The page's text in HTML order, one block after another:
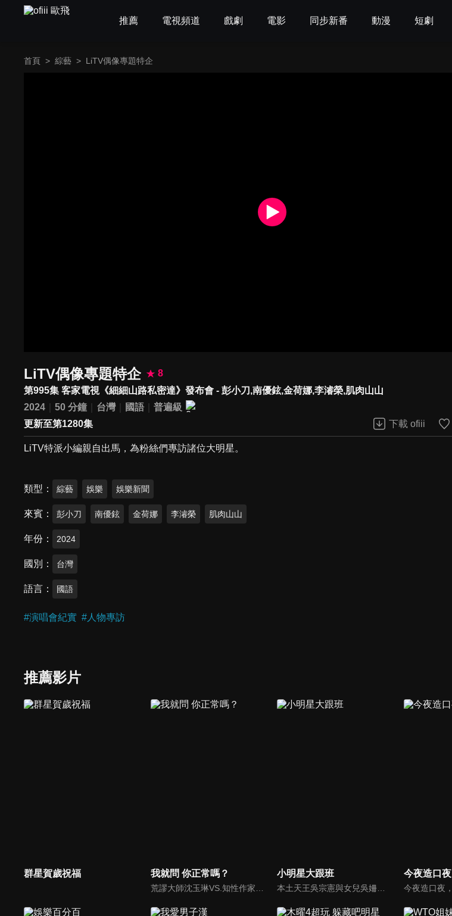
推薦 電視頻道 戲劇 電影 同步新番 動漫 短劇
首頁 > 綜藝 > LiTV偶像專題特企
LiTV偶像專題特企
8
第995集 客家電視《細細山路私密達》發布會 - 彭小刀,南優鉉,金荷娜,李濬榮,肌肉山山
2024
50 分鐘 台灣 國語
普遍級
更新至第1280集
下載 ofiii
LiTV特派小編親自出馬，為粉絲們專訪諸位大明星。
類型 綜藝 娛樂 娛樂新聞
來賓 彭小刀 南優鉉 金荷娜 李濬榮 肌肉山山
年份 2024
國別 台灣
語言 國語
#演唱會紀實 #人物專訪
推薦影片
群星賀歲祝福 我就問 你正常嗎？ 小明星大跟班 今夜造口夜